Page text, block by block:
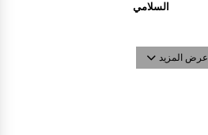
السلامي
عرض المزيد